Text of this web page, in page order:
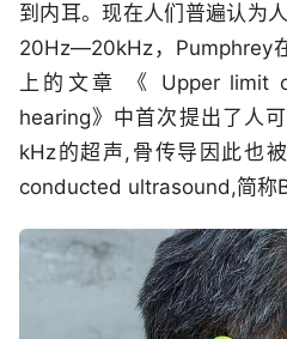
到内耳。现在人们普遍认为
20Hz—20kHz，Pumphrey
上的文章 《 Upper limit
hearing》中首次提出了人
kHz的超声,骨传导因此也
conducted ultrasound,简称